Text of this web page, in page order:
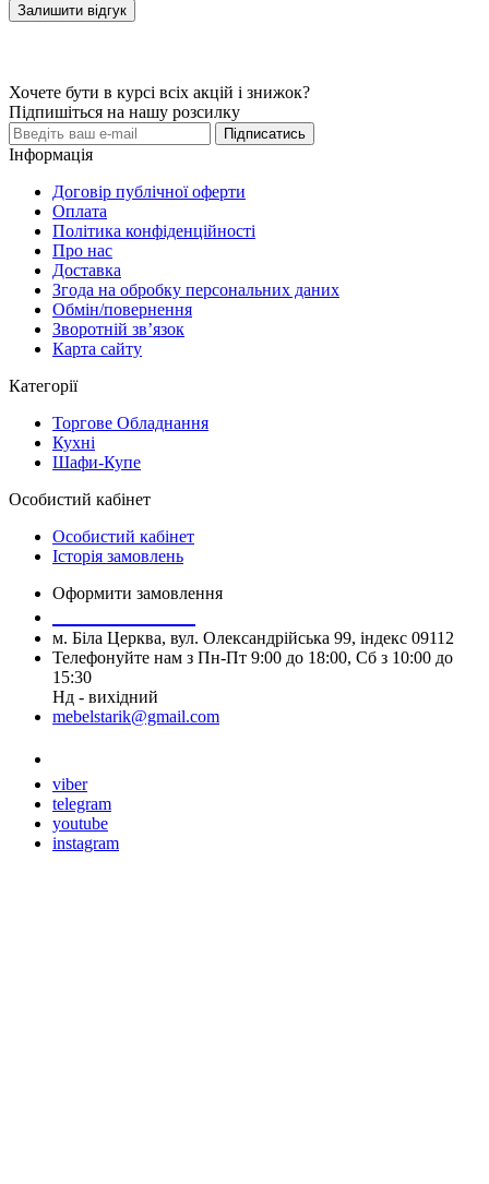
Залишити відгук
Хочете бути в курсі всіх акцій і знижок?
Підпишіться на нашу розсилку
Підписатись
Інформація
Договір публічної оферти
Оплата
Політика конфіденційності
Про нас
Доставка
Згода на обробку персональних даних
Обмін/повернення
Зворотній зв’язок
Карта сайту
Категорії
Торгове Обладнання
Кухні
Шафи-Купе
Особистий кабінет
Особистий кабінет
Історія замовлень
Оформити замовлення
м. Біла Церква, вул. Олександрійська 99, індекс 09112
Телефонуйте нам з Пн-Пт 9:00 до 18:00, Сб з 10:00 до
15:30
Нд - вихідний
mebelstarik@gmail.com
viber
telegram
youtube
instagram